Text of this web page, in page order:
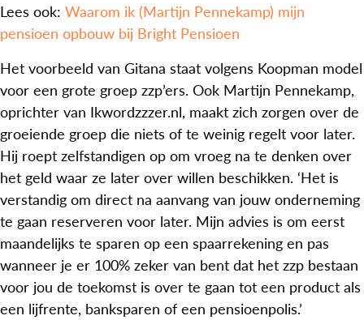
Lees ook: Waarom ik (Martijn Pennekamp) mijn
pensioen opbouw bij Bright Pensioen
Het voorbeeld van Gitana staat volgens Koopman model
voor een grote groep zzp’ers. Ook Martijn Pennekamp,
oprichter van Ikwordzzzer.nl, maakt zich zorgen over de
groeiende groep die niets of te weinig regelt voor later.
Hij roept zelfstandigen op om vroeg na te denken over
het geld waar ze later over willen beschikken. ‘Het is
verstandig om direct na aanvang van jouw onderneming
te gaan reserveren voor later. Mijn advies is om eerst
maandelijks te sparen op een spaarrekening en pas
wanneer je er 100% zeker van bent dat het zzp bestaan
voor jou de toekomst is over te gaan tot een product als
een lijfrente, banksparen of een pensioenpolis.’